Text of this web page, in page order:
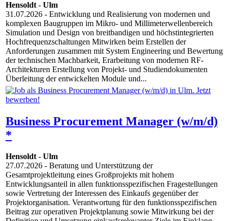
Hensoldt- Ulm
31.07.2026 - Entwicklung und Realisierung von modernen und
komplexen Baugruppen im Mikro- und Millimeterwellenbereich
Simulation und Design von breitbandigen und höchstintegrierten
Hochfrequenzschaltungen Mitwirken beim Erstellen der
Anforderungen zusammen mit System Engineering und Bewertung
der technischen Machbarkeit, Erarbeitung von modernen RF-
Architekturen Erstellung von Projekt- und Studiendokumenten
Überleitung der entwickelten Module und...
Business Procurement Manager (w/m/d)
*
Hensoldt- Ulm
27.07.2026 - Beratung und Unterstützung der
Gesamtprojektleitung eines Großprojekts mit hohem
Entwicklungsanteil in allen funktionsspezifischen Fragestellungen
sowie Vertretung der Interessen des Einkaufs gegenüber der
Projektorganisation. Verantwortung für den funktionsspezifischen
Beitrag zur operativen Projektplanung sowie Mitwirkung bei der